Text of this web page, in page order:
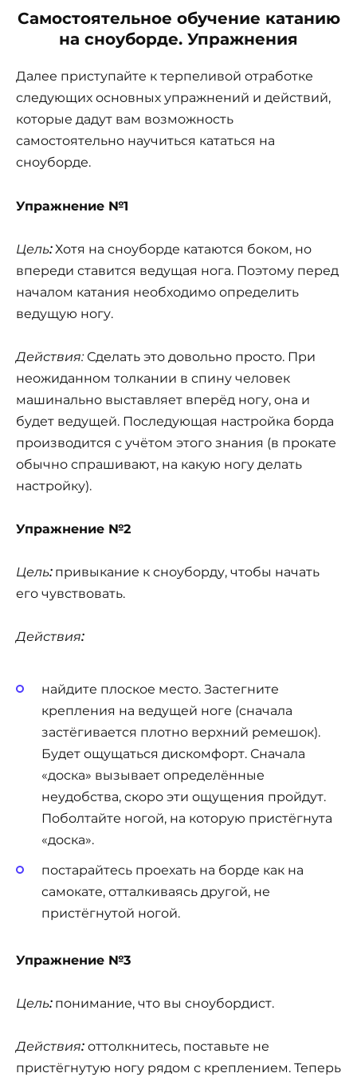
Самостоятельное обучение катанию
на сноуборде. Упражнения
Далее приступайте к терпеливой отработке
следующих основных упражнений и действий,
которые дадут вам возможность
самостоятельно научиться кататься на
сноуборде.
Упражнение №1
Цель:Хотя на сноуборде катаются боком, но
впереди ставится ведущая нога. Поэтому перед
началом катания необходимо определить
ведущую ногу.
Действия:Сделать это довольно просто. При
неожиданном толкании в спину человек
машинально выставляет вперёд ногу, она и
будет ведущей. Последующая настройка борда
производится с учётом этого знания (в прокате
обычно спрашивают, на какую ногу делать
настройку).
Упражнение №2
Цель: привыкание к сноуборду, чтобы начать
его чувствовать.
Действия:
найдите плоское место. Застегните
крепления на ведущей ноге (сначала
застёгивается плотно верхний ремешок).
Будет ощущаться дискомфорт. Сначала
«доска» вызывает определённые
неудобства, скоро эти ощущения пройдут.
Поболтайте ногой, на которую пристёгнута
«доска».
постарайтесь проехать на борде как на
самокате, отталкиваясь другой, не
пристёгнутой ногой.
Упражнение №3
Цель:понимание, что вы сноубордист.
Действия: оттолкнитесь, поставьте не
пристёгнутую ногу рядом с креплением. Теперь